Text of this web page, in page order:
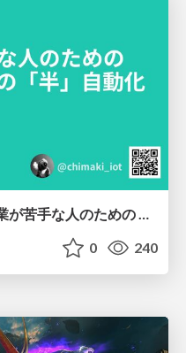
[ChatGPT Work LT]事務作業が苦手な人のための バックオフィスの「半」自動化
0 240